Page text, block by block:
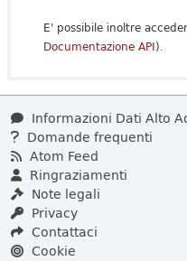
E' possibile inoltre
Documentazione API).
Informazioni Dati Alto
Domande frequenti
Atom Feed
Ringraziamenti
Note legali
Privacy
Contattaci
Cookie